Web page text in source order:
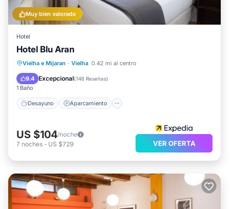
Muy bien valorado
Hotel
Hotel Blu Aran
Vielha e Mijaran · Vielha 0.42 mi al centro
9.4 Excepcional(148 Reseñas)
1 Baño
Desayuno Aparcamiento
Desayuno Aparcamiento
Internet
US $104/noche
7 noches - US $729 VER OFERTA